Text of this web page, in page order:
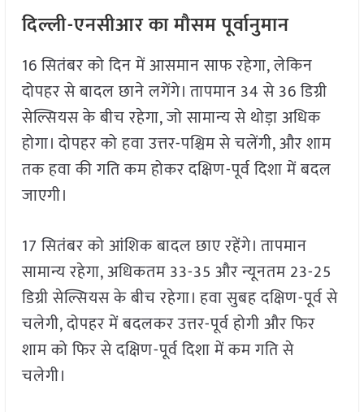
दिल्ली-एनसीआर का मौसम पूर्वानुमान
16 सितंबर को दिन में आसमान साफ रहेगा, लेकिन
दोपहर से बादल छाने लगेंगे। तापमान 34 से 36 डिग्री
सेल्सियस के बीच रहेगा, जो सामान्य से थोड़ा अधिक
होगा। दोपहर को हवा उत्तर-पश्चिम से चलेंगी, और शाम
तक हवा की गति कम होकर दक्षिण-पूर्व दिशा में बदल
जाएगी।
17 सितंबर को आंशिक बादल छाए रहेंगे। तापमान
सामान्य रहेगा, अधिकतम 33-35 और न्यूनतम 23-25
डिग्री सेल्सियस के बीच रहेगा। हवा सुबह दक्षिण-पूर्व से
चलेगी, दोपहर में बदलकर उत्तर-पूर्व होगी और फिर
शाम को फिर से दक्षिण-पूर्व दिशा में कम गति से
चलेगी।